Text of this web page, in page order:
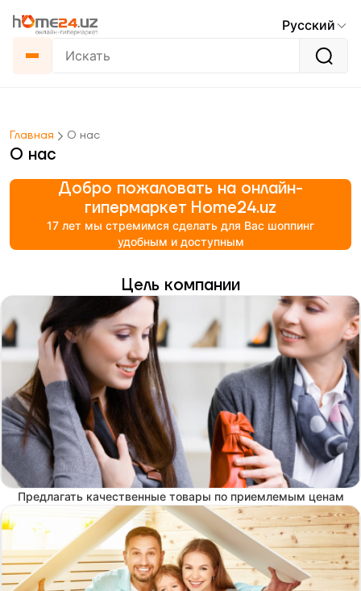
Русский
Главная О нас
О нас
Добро пожаловать на онлайн-
гипермаркет Home24.uz
17 лет мы стремимся сделать для Вас шоппинг
удобным и доступным
Цель компании
Предлагать качественные товары по приемлемым ценам